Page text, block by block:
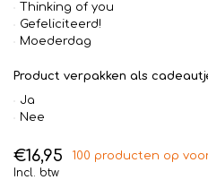
Thinking of you
Gefeliciteerd!
Moederdag
Product verpakken als
Ja
Nee
€16,95
100 producten op
Incl. btw